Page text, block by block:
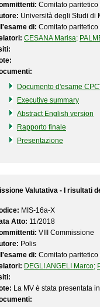
Comitato
Università degli Studi di
di: Comitato
CESANA Marisa;
Documento d'esame
Executive summary
Abstract English version
Rapporto finale
Presentazione
Valutativa - I risultati
MIS-16a-X
Atto: 11/2018
VIII Commissione
Polis
di: Comitato
DEGLI ANGELI Marco;
La MV è stata presentata